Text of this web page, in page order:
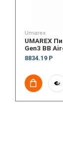
Umarex
UMAREX
Gen3 BB
8834.19 Р